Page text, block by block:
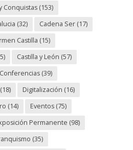
Conquistas(153)
(32) Cadena Ser(17)
Castilla (15)
Castilla y León (57)
Conferencias(39)
Digitalización (16)
(14) Eventos(75)
Permanente (98)
(35)